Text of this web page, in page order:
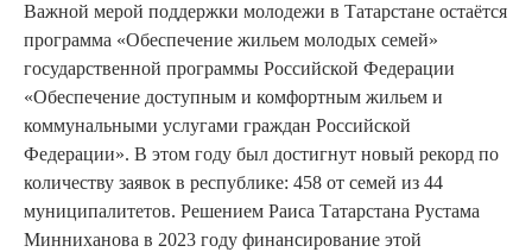
Важной мерой поддержки молодежи в Татарстане остаётся
программа «Обеспечение жильем молодых семей»
государственной программы Российской Федерации
«Обеспечение доступным и комфортным жильем и
коммунальными услугами граждан Российской
Федерации». В этом году был достигнут новый рекорд по
количеству заявок в республике: 458 от семей из 44
муниципалитетов. Решением Раиса Татарстана Рустама
Минниханова в 2023 году финансирование этой